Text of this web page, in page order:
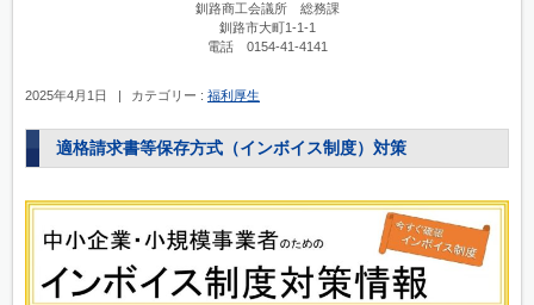
釧路商工会議所 総務課
釧路市大町1-1-1
電話 0154-41-4141
2025年4月1日 | カテゴリー : 福利厚生
適格請求書等保存方式（インボイス制度）対策